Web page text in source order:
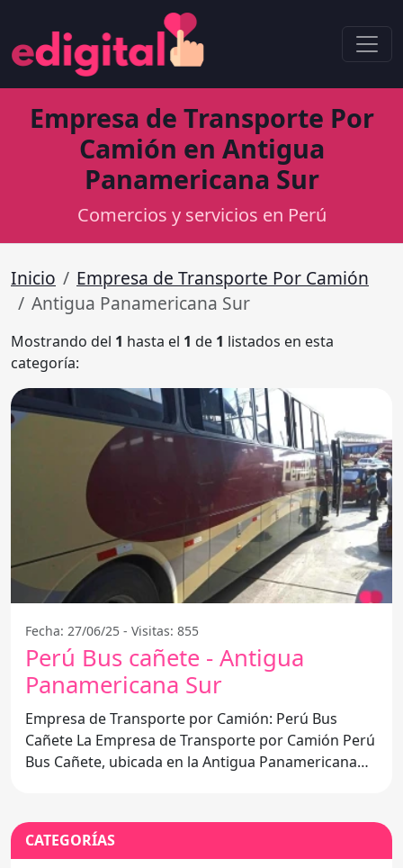
Empresa de Transporte Por
Camión en Antigua
Panamericana Sur
Comercios y servicios en Perú
Inicio
Empresa de Transporte Por Camión
Antigua Panamericana Sur
Mostrando del 1 hasta el 1 de 1 listados en esta
categoría:
Fecha: 27/06/25 - Visitas: 855
Perú Bus cañete - Antigua
Panamericana Sur
Empresa de Transporte por Camión: Perú Bus
Cañete La Empresa de Transporte por Camión Perú
Bus Cañete, ubicada en la Antigua Panamericana
CATEGORÍAS